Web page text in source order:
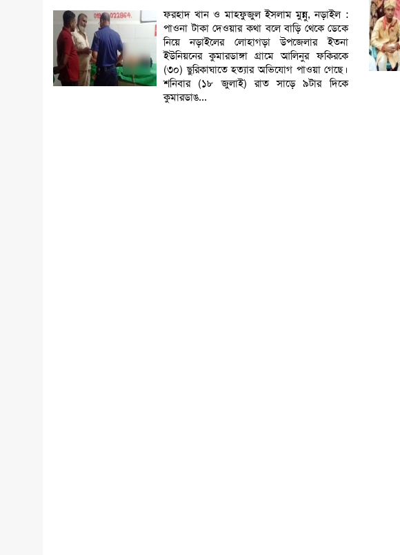
ফরহাদ খান ও মাহফুজুল ইসলাম মুন্নু, নড়াইল :
পাওনা টাকা দেওয়ার কথা বলে বাড়ি থেকে ডেকে
নিয়ে নড়াইলের লোহাগড়া উপজেলার ইতনা
ইউনিয়নের কুমারডাঙ্গা গ্রামে আলিনুর ফকিরকে
(৩০) ছুরিকাঘাতে হত্যার অভিযোগ পাওয়া গেছে।
শনিবার (১৮ জুলাই) রাত সাড়ে ৯টার দিকে
কুমারডাঙ...